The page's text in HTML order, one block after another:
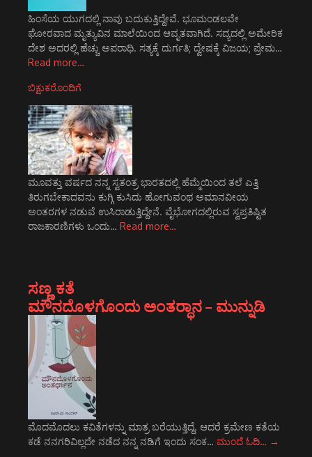
ಹಿಂಸೆಯ ಯುಗದಲ್ಲಿ ನಾವು ಬದುಕುತ್ತಿದ್ದೇವೆ. ಭೂಮಂಡಲವೇ
ಘೋರವಾದ ಮೃತ್ಯುವಿನ ಮಾಲೆಯಿಂದ ಆವೃತವಾಗಿದೆ. ಸದ್ಯದಲ್ಲಿ ಅಮೇರಿಕ
ದೇಶ ಅದರಲ್ಲಿ ಹೆಚ್ಚು ಅಪರಾಧಿ. ಸತ್ಯಕ್ಕೆ ದುರ್ಗತಿ; ದ್ವೇಷಕ್ಕೆ ವಿಜಯ; ಪ್ರೇಮ…
Read more…
ಬಿಕ್ಷುಕರೊಂದಿಗೆ
ಮೂವತ್ತು ವರ್ಷದ ನನ್ನ ಸ್ವತಂತ್ರ ಭಾರತದಲ್ಲಿ ಹೆಮ್ಮೆಯಿಂದ ತಲೆ ಎತ್ತಿ
ತಿರುಗಬೇಕಾದವನು ಕುಗ್ಗಿ ಕುಸಿದು ಹೋಗುವಂಥ ಅಮಾನವೀಯ
ಅಂತರಗಳ ನಡುವೆ ಉಸಿರಾಡುತ್ತಿದ್ದೇನೆ. ವೈಭೋಗದಲ್ಲಿರುವ ಸ್ವಪ್ರತಿಷ್ಟಿತ
ರಾಜಕಾರಣಿಗಳು ಒಂದು… Read more…
ಸಣ್ಣ ಕತೆ
ಮೌನದೊಳಗೊಂದು ಅಂತರ್‍ಧಾನ – ಮುನ್ನುಡಿ
ಮೊದಮೊದಲು ಕವಿತೆಗಳನ್ನು ಮಾತ್ರ ಬರೆಯುತ್ತಿದ್ದೆ. ಆದರೆ ಕ್ರಮೇಣ ಕತೆಯ
ಕಡೆ ನನಗರಿವಿಲ್ಲದೇ ನಡೆದ ನನ್ನ ನಡಿಗೆ ಇಂದು ಸಂಕ… ಮುಂದೆ ಓದಿ… →